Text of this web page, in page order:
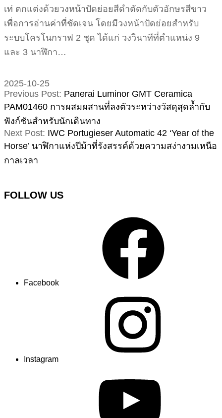
เท่ ตกแต่งด้วยวงหน้าปัดย่อยสีดำตัดกับตัวอักษรสีขาว
เพื่อการอ่านค่าที่ชัดเจน โดยมีวงหน้าปัดย่อยสำหรับ
ระบบโครโนกราฟ 2 ชุด ได้แก่ วงวินาทีที่ตำแหน่ง 9
และ 3 นาฬิกา…
2025-10-25
Previous Post: Panerai Luminor GMT Ceramica
PAM01460 การผสมผสานที่ลงตัวระหว่างวัสดุสุดล้ำกับ
ฟังก์ชันสำหรับนักเดินทาง
Next Post: IWC Portugieser Automatic 42 ‘Year of the
Horse’ นาฬิกาแห่งปีม้าที่รังสรรค์ด้วยความสง่างามเหนือ
กาลเวลา
FOLLOW US
Facebook
Instagram